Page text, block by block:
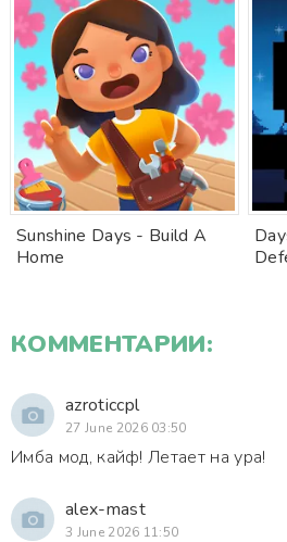
Sunshine Days - Build A
Home
КОММЕНТАРИИ:
azroticcpl
27 June 2026 03:50
Имба мод, кайф! Летает на ура!
alex-mast
3 June 2026 11:50